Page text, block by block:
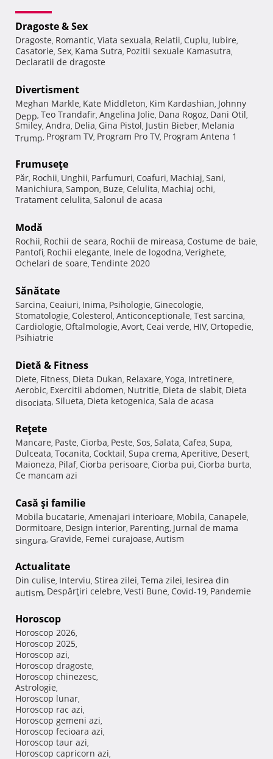
Dragoste & Sex
Dragoste, Romantic, Viata sexuala, Relatii, Cuplu, Iubire,
Casatorie, Sex, Kama Sutra, Pozitii sexuale Kamasutra,
Declaratii de dragoste
Divertisment
Meghan Markle, Kate Middleton, Kim Kardashian, Johnny
Depp, Teo Trandafir, Angelina Jolie, Dana Rogoz, Dani Otil,
Smiley, Andra, Delia, Gina Pistol, Justin Bieber, Melania
Trump, Program TV, Program Pro TV, Program Antena 1
Frumuseţe
Păr, Rochii, Unghii, Parfumuri, Coafuri, Machiaj, Sani,
Manichiura, Sampon, Buze, Celulita, Machiaj ochi,
Tratament celulita, Salonul de acasa
Modă
Rochii, Rochii de seara, Rochii de mireasa, Costume de baie,
Pantofi, Rochii elegante, Inele de logodna, Verighete,
Ochelari de soare, Tendinte 2020
Sănătate
Sarcina, Ceaiuri, Inima, Psihologie, Ginecologie,
Stomatologie, Colesterol, Anticonceptionale, Test sarcina,
Cardiologie, Oftalmologie, Avort, Ceai verde, HIV, Ortopedie,
Psihiatrie
Dietă & Fitness
Diete, Fitness, Dieta Dukan, Relaxare, Yoga, Intretinere,
Aerobic, Exercitii abdomen, Nutritie, Dieta de slabit, Dieta
disociata, Silueta, Dieta ketogenica, Sala de acasa
Reţete
Mancare, Paste, Ciorba, Peste, Sos, Salata, Cafea, Supa,
Dulceata, Tocanita, Cocktail, Supa crema, Aperitive, Desert,
Maioneza, Pilaf, Ciorba perisoare, Ciorba pui, Ciorba burta,
Ce mancam azi
Casă şi familie
Mobila bucatarie, Amenajari interioare, Mobila, Canapele,
Dormitoare, Design interior, Parenting, Jurnal de mama
singura, Gravide, Femei curajoase, Autism
Actualitate
Din culise, Interviu, Stirea zilei, Tema zilei, Iesirea din
autism, Despărţiri celebre, Vesti Bune, Covid-19, Pandemie
Horoscop
Horoscop 2026,
Horoscop 2025,
Horoscop azi,
Horoscop dragoste,
Horoscop chinezesc,
Astrologie,
Horoscop lunar,
Horoscop rac azi,
Horoscop gemeni azi,
Horoscop fecioara azi,
Horoscop taur azi,
Horoscop capricorn azi,